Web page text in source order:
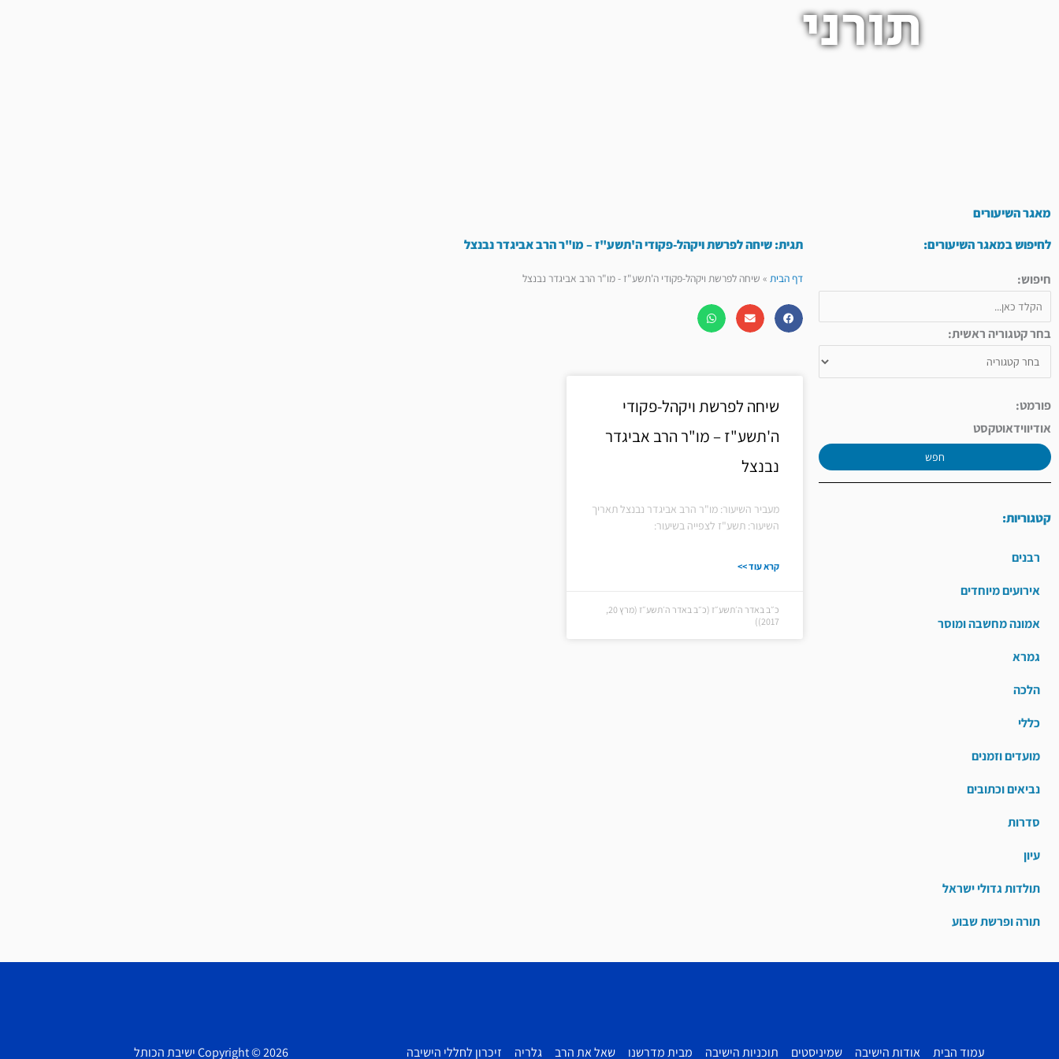
תורני
מאגר השיעורים
לחיפוש במאגר השיעורים:
חיפוש:
בחר קטגוריה ראשית:
פורמט:
אודיווידאוטקסט
חפש
קטגוריות:
רבנים
אירועים מיוחדים
אמונה מחשבה ומוסר
גמרא
הלכה
כללי
מועדים וזמנים
נביאים וכתובים
סדרות
עיון
תולדות גדולי ישראל
תורה ופרשת שבוע
תגית: שיחה לפרשת ויקהל-פקודי ה'תשע"ז – מו"ר הרב אביגדר נבנצל
דף הבית» שיחה לפרשת ויקהל-פקודי ה'תשע"ז - מו"ר הרב אביגדר נבנצל
שיחה לפרשת ויקהל-פקודי
ה'תשע"ז – מו"ר הרב אביגדר
נבנצל
מעביר השיעור: מו"ר הרב אביגדר נבנצל תאריך
השיעור: תשע"ז לצפייה בשיעור:
קרא עוד >>
כ״ב באדר ה׳תשע״ז (כ״ב באדר ה׳תשע״ז (מרץ 20,
2017))
עמוד הבית אודות הישיבה שמיניסטים תוכניות הישיבה מבית מדרשנו שאל את הרב גלריה זיכרון לחללי הישיבה Copyright © 2026 ישיבת הכותל